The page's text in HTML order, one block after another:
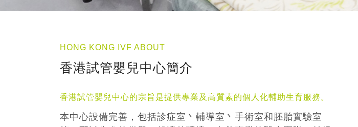
HONG KONG IVF ABOUT
香港試管嬰兒中心簡介
香港試管嬰兒中心的宗旨是提供專業及高質素的個人化輔助生育服務。
本中心設備完善，包括診症室丶輔導室丶手術室和胚胎實驗室